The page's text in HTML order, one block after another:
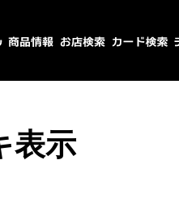
表示